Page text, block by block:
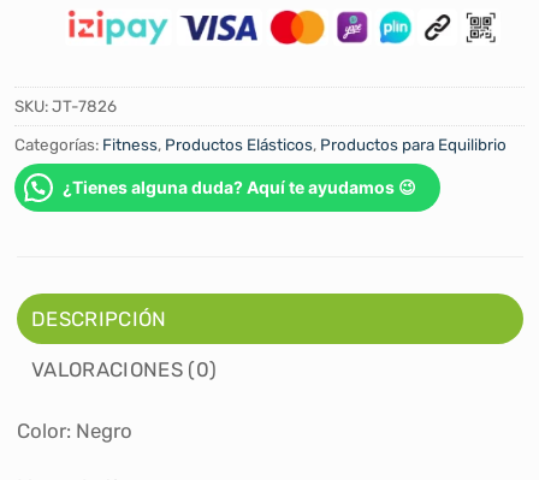
SKU:JT-7826
Categorías: Fitness, Productos Elásticos, Productos para Equilibrio
¿Tienes alguna duda? Aquí te ayudamos 😉
DESCRIPCIÓN
VALORACIONES (0)
Color: Negro